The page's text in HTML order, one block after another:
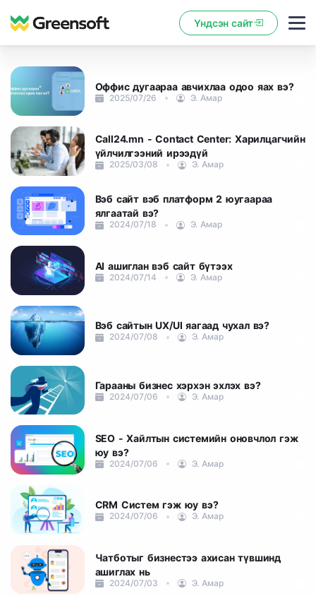
Үндсэн сайт
Оффис дугаараа авчихлаа одоо яах вэ?
2025/07/26 Э. Амар
Call24.mn - Contact Center: Харилцагчийн
үйлчилгээний ирээдүй
2025/03/08 Э. Амар
Вэб сайт вэб платформ 2 юугаараа
ялгаатай вэ?
2024/07/18 Э. Амар
AI ашиглан вэб сайт бүтээх
2024/07/14 Э. Амар
Вэб сайтын UX/UI яагаад чухал вэ?
2024/07/08 Э. Амар
Гарааны бизнес хэрхэн эхлэх вэ?
2024/07/06 Э. Амар
SEO - Хайлтын системийн оновчлол гэж
юу вэ?
2024/07/06 Э. Амар
CRM Систем гэж юу вэ?
2024/07/06 Э. Амар
Чатботыг бизнестээ ахисан түвшинд
ашиглах нь
2024/07/03 Э. Амар